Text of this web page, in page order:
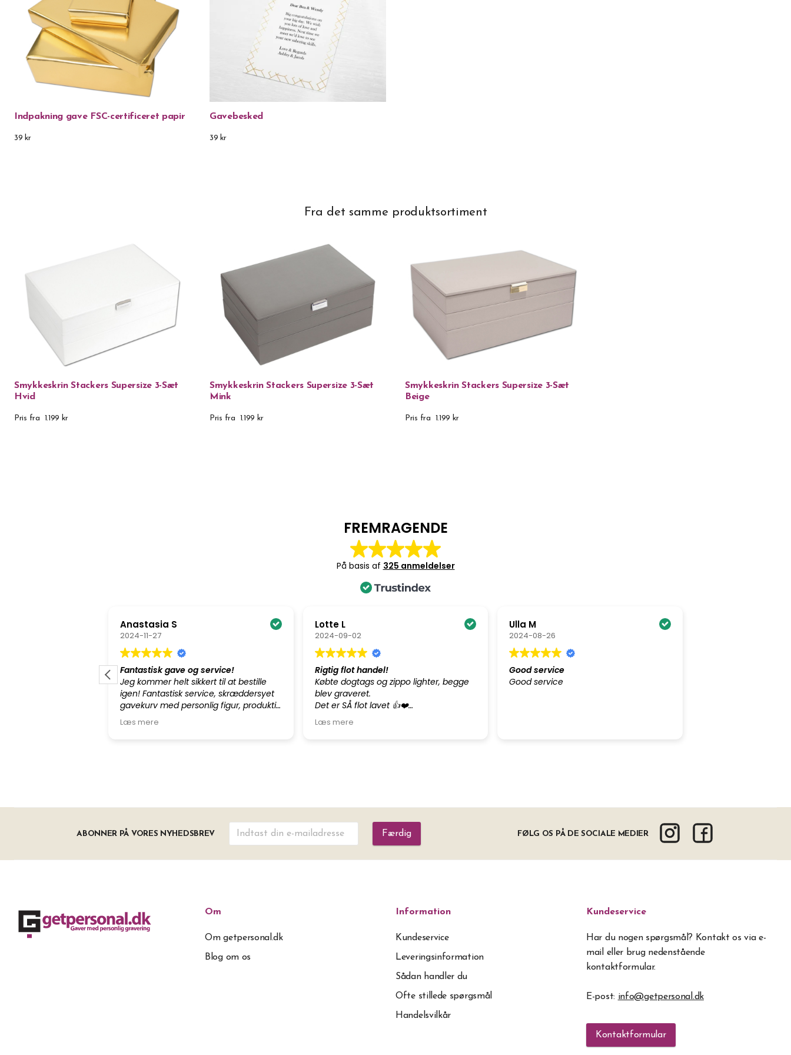
Indpakning gave FSC-certificeret papir
39 kr
Gavebesked
39 kr
Fra det samme produktsortiment
Smykkeskrin Stackers Supersize 3-Sæt
Hvid
Pris fra 1.199 kr
Smykkeskrin Stackers Supersize 3-Sæt
Mink
Pris fra 1.199 kr
Smykkeskrin Stackers Supersize 3-Sæt
Beige
Pris fra 1.199 kr
ABONNER PÅ VORES NYHEDSBREV Færdig FØLG OS PÅ DE SOCIALE MEDIER
Om
Om getpersonal.dk
Blog om os
Information
Kundeservice
Leveringsinformation
Sådan handler du
Ofte stillede spørgsmål
Handelsvilkår
Kundeservice
Har du nogen spørgsmål? Kontakt os via e-
mail eller brug nedenstående
kontaktformular.
E-post: info@getpersonal.dk
Kontaktformular